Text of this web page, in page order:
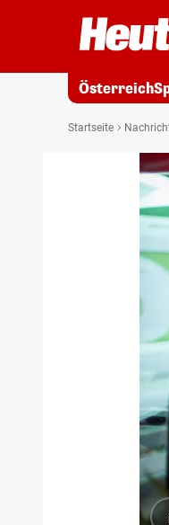
Österreich
Startseite